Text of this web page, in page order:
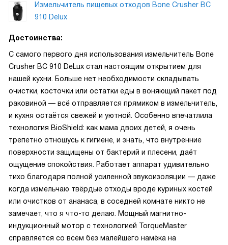
Измельчитель пищевых отходов Bone Crusher BC
910 Delux
Достоинства:
С самого первого дня использования измельчитель Bone
Crusher BC 910 DeLux стал настоящим открытием для
нашей кухни. Больше нет необходимости складывать
очистки, косточки или остатки еды в воняющий пакет под
раковиной — всё отправляется прямиком в измельчитель,
и кухня остаётся свежей и уютной. Особенно впечатлила
технология BioShield: как мама двоих детей, я очень
трепетно отношусь к гигиене, и знать, что внутренние
поверхности защищены от бактерий и плесени, даёт
ощущение спокойствия. Работает аппарат удивительно
тихо благодаря полной усиленной звукоизоляции — даже
когда измельчаю твёрдые отходы вроде куриных костей
или очистков от ананаса, в соседней комнате никто не
замечает, что я что-то делаю. Мощный магнитно-
индукционный мотор с технологией TorqueMaster
справляется со всем без малейшего намёка на